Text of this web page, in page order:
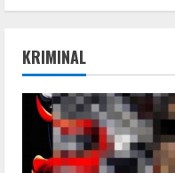
1
Img
Office
KRIMINAL